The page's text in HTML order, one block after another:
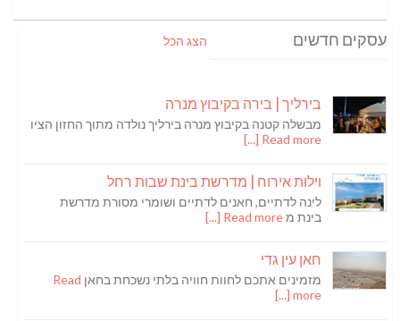
עסקים חדשים הצג הכל
בירליך | בירה בקיבוץ מנרה
מבשלה קטנה בקיבוץ מנרה בירליך נולדה מתוך החזון הציו
Read more [...]
וילות אירוח | מדרשת בינת שבות רחל
לינה לדתיים, חאנים לדתיים ושומרי מסורת מדרשת
בינת מRead more [...]
חאן עין גדי
מזמינים אתכם לחוות חוויה בלתי נשכחת בחאן Read
more [...]